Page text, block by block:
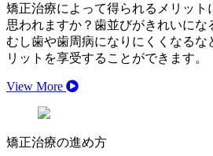
矯正治療によって得られるメリット
思われますか？歯並びがきれいにな
むし歯や歯周病になりにくくなるな
リットを享受することができます。
View More
矯正治療の進め方